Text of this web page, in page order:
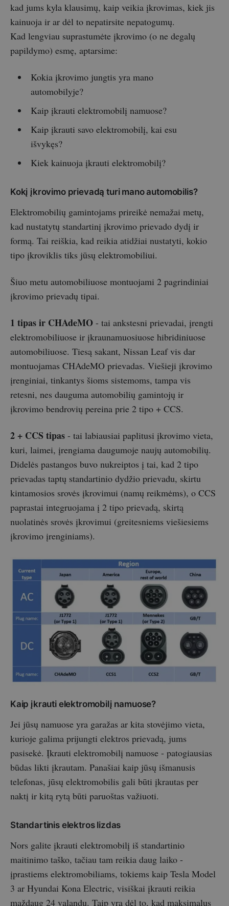
kad jums kyla klausimų, kaip veikia įkrovimas, kiek jis
kainuoja ir ar dėl to nepatirsite nepatogumų.
Kad lengviau suprastumėte įkrovimo (o ne degalų
papildymo) esmę, aptarsime:
Kokia įkrovimo jungtis yra mano
automobilyje?
Kaip įkrauti elektromobilį namuose?
Kaip įkrauti savo elektromobilį, kai esu
išvykęs?
Kiek kainuoja įkrauti elektromobilį?
Kokį įkrovimo prievadą turi mano automobilis?
Elektromobilių gamintojams prireikė nemažai metų,
kad nustatytų standartinį įkrovimo prievado dydį ir
formą. Tai reiškia, kad reikia atidžiai nustatyti, kokio
tipo įkroviklis tiks jūsų elektromobiliui.
Šiuo metu automobiliuose montuojami 2 pagrindiniai
įkrovimo prievadų tipai.
1 tipas ir CHAdeMO - tai ankstesni prievadai, įrengti
elektromobiliuose ir įkraunamuosiuose hibridiniuose
automobiliuose. Tiesą sakant, Nissan Leaf vis dar
montuojamas CHAdeMO prievadas. Viešieji įkrovimo
įrenginiai, tinkantys šioms sistemoms, tampa vis
retesni, nes dauguma automobilių gamintojų ir
įkrovimo bendrovių pereina prie 2 tipo + CCS.
2 + CCS tipas - tai labiausiai paplitusi įkrovimo vieta,
kuri, laimei, įrengiama daugumoje naujų automobilių.
Didelės pastangos buvo nukreiptos į tai, kad 2 tipo
prievadas taptų standartinio dydžio prievadu, skirtu
kintamosios srovės įkrovimui (namų reikmėms), o CCS
paprastai integruojama į 2 tipo prievadą, skirtą
nuolatinės srovės įkrovimui (greitesniems viešiesiems
įkrovimo įrenginiams).
Kaip įkrauti elektromobilį namuose?
Jei jūsų namuose yra garažas ar kita stovėjimo vieta,
kurioje galima prijungti elektros prievadą, jums
pasisekė. Įkrauti elektromobilį namuose - patogiausias
būdas likti įkrautam. Panašiai kaip jūsų išmanusis
telefonas, jūsų elektromobilis gali būti įkrautas per
naktį ir kitą rytą būti paruoštas važiuoti.
Standartinis elektros lizdas
Nors galite įkrauti elektromobilį iš standartinio
maitinimo taško, tačiau tam reikia daug laiko -
įprastiems elektromobiliams, tokiems kaip Tesla Model
3 ar Hyundai Kona Electric, visiškai įkrauti reikia
maždaug 24 valandų. Taip yra dėl to, kad maksimalus